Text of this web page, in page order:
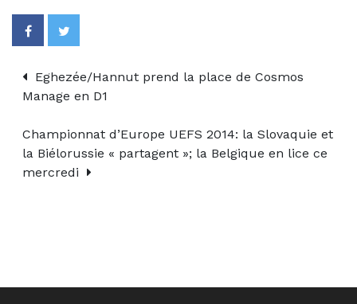
Eghezée/Hannut prend la place de Cosmos
Manage en D1
Championnat d’Europe UEFS 2014: la Slovaquie et
la Biélorussie « partagent »; la Belgique en lice ce
mercredi